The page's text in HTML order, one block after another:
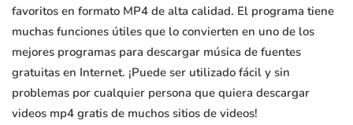
favoritos en formato MP4 de alta calidad. El programa tiene
muchas funciones útiles que lo convierten en uno de los
mejores programas para descargar música de fuentes
gratuitas en Internet. ¡Puede ser utilizado fácil y sin
problemas por cualquier persona que quiera descargar
videos mp4 gratis de muchos sitios de videos!